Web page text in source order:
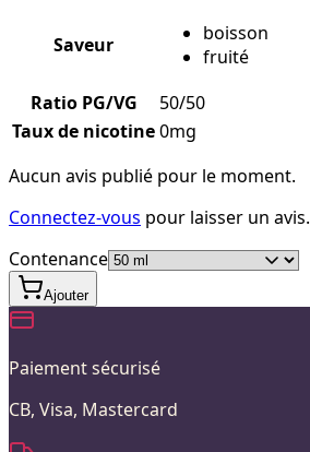
Saveur
boisson
fruité
Ratio PG/VG
50/50
Taux de nicotine0mg
Aucun avis publié pour le moment.
Connectez-vous pour laisser un avis.
Contenance
Ajouter
Paiement sécurisé
CB, Visa, Mastercard